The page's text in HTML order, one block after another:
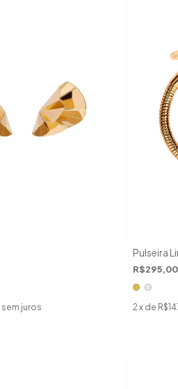
sem juros
Pulseira
R$295,00
2x de